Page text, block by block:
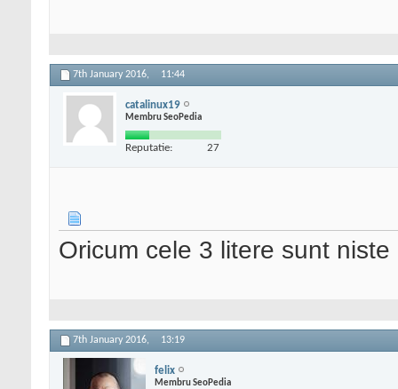
7th January 2016, 11:44
catalinux19
Membru SeoPedia
Reputatie: 27
Oricum cele 3 litere sunt
7th January 2016, 13:19
felix
Membru SeoPedia